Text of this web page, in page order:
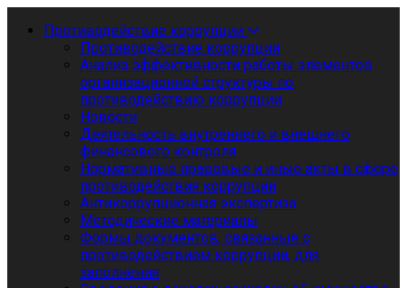
Противодействие коррупции
Противодействие коррупции
Анализ эффективности работы элементов
организационной структуры по
противодействию коррупции
Новости
Деятельность внутреннего и внешнего
финансового контроля
Нормативные правовые и иные акты в сфере
противодействия коррупции
Антикоррупционная экспертиза
Методические материалы
Формы документов, связанные с
противодействием коррупции, для
заполнения